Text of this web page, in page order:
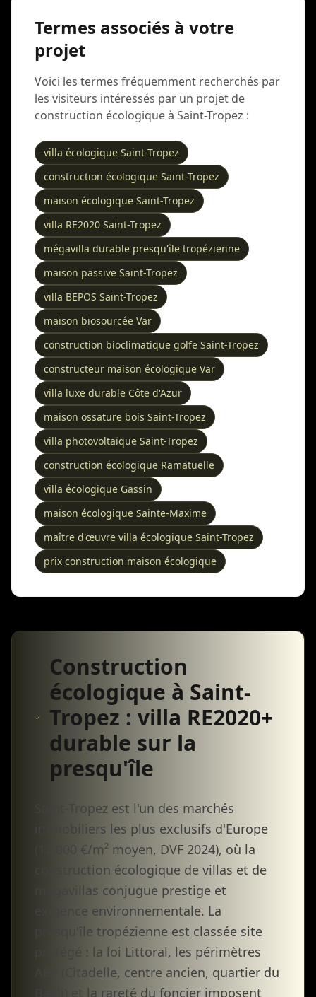
Termes associés à votre
projet
Voici les termes fréquemment recherchés par
les visiteurs intéressés par un projet de
construction écologique à Saint-Tropez :
villa écologique Saint-Tropez
construction écologique Saint-Tropez
maison écologique Saint-Tropez
villa RE2020 Saint-Tropez
mégavilla durable presqu'île tropézienne
maison passive Saint-Tropez
villa BEPOS Saint-Tropez
maison biosourcée Var
construction bioclimatique golfe Saint-Tropez
constructeur maison écologique Var
villa luxe durable Côte d'Azur
maison ossature bois Saint-Tropez
villa photovoltaïque Saint-Tropez
construction écologique Ramatuelle
villa écologique Gassin
maison écologique Sainte-Maxime
maître d'œuvre villa écologique Saint-Tropez
prix construction maison écologique
Construction
écologique à Saint-
Tropez : villa RE2020+
durable sur la
presqu'île
Saint-Tropez est l'un des marchés
immobiliers les plus exclusifs d'Europe
(12 000 €/m² moyen, DVF 2024), où la
construction écologique de villas et de
mégavillas conjugue prestige et
exigence environnementale. La
presqu'île tropézienne est classée site
protégé : la loi Littoral, les périmètres
ABF (Citadelle, centre ancien, quartier du
Bailli) et la rareté du foncier imposent